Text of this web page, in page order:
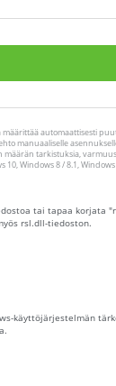
automaattisesti
manuaaliselle
tarkistuksia,
Windows 8 / 8.1,
tai tapaa korjata
rsl.dll-tiedoston.
käyttöjärjestelmän